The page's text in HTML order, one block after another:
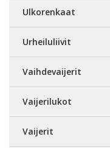
Ulkorenkaat
Urheiluliivit
Vaihdevaijerit
Vaijerilukot
Vaijerit